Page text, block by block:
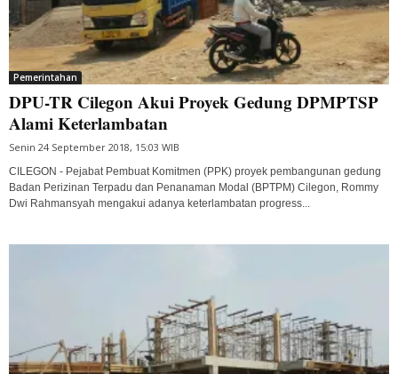
Pemerintahan
DPU-TR Cilegon Akui Proyek Gedung DPMPTSP
Alami Keterlambatan
Senin 24 September 2018, 15:03 WIB
CILEGON - Pejabat Pembuat Komitmen (PPK) proyek pembangunan gedung
Badan Perizinan Terpadu dan Penanaman Modal (BPTPM) Cilegon, Rommy
Dwi Rahmansyah mengakui adanya keterlambatan progress...